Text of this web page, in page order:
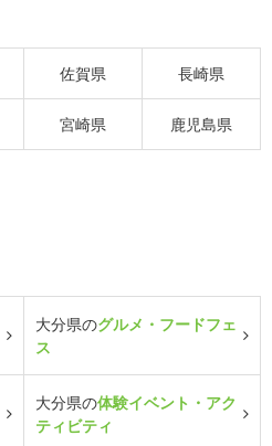
佐賀県 長崎県
宮崎県 鹿児島県
大分県のグルメ・フードフェ
ス
大分県の体験イベント・アク
ティビティ